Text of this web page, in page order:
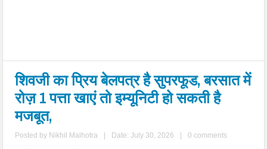
शिवजी का प्रिय बेलपत्र है सुपरफूड, बरसात में
रोज़ 1 पत्ता खाएं तो इम्यूनिटी हो सकती है
मजबूत,
Posted by Nikhil Malhotra Date: July 30, 2026 0 comments